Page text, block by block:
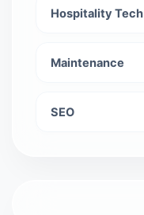
Hospitality Tech
Maintenance
SEO